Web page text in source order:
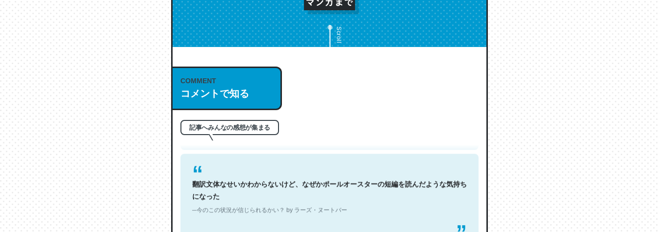
Scroll
COMMENT
コメントで知る
記事へみんなの感想が集まる
これは名文。彼はとてもクレバーなんだろうなと凄く思う。英語少しでも読める人は原文
もお勧め。自分はこの流れ好き。Let’s Fucking Go. Then Covid hit. Shit.
─今のこの状況が信じられるかい？ by ラーズ・ヌートバー
翻訳文体なせいかわからないけど、なぜかポールオースターの短編を読んだような気持ち
になった
─今のこの状況が信じられるかい？ by ラーズ・ヌートバー